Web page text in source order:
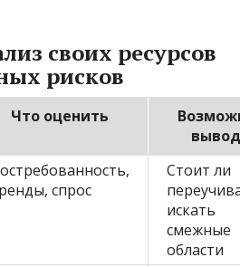
своих ресурсов
рисков
Что оценить
спрос
Стоит ли
искать
смежные
области